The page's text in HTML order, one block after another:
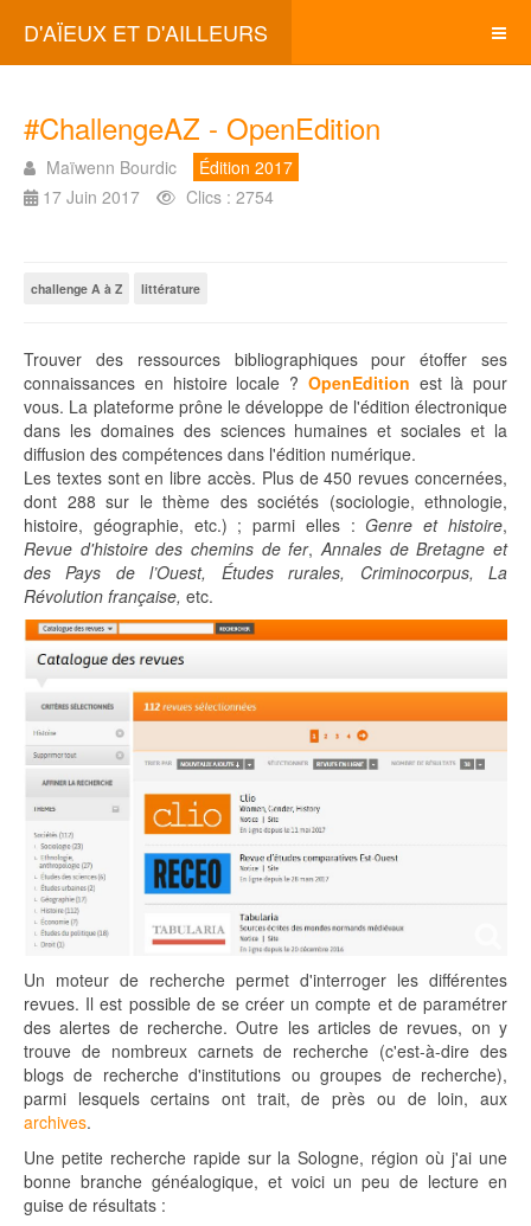
D'AÏEUX ET D'AILLEURS
#ChallengeAZ - OpenEdition
Maïwenn Bourdic
Édition 2017
17 Juin 2017
Clics : 2754
challenge A à Z littérature
Trouver des ressources bibliographiques pour étoffer ses
connaissances en histoire locale ? OpenEdition est là pour
vous. La plateforme prône le développe de l'édition électronique
dans les domaines des sciences humaines et sociales et la
diffusion des compétences dans l'édition numérique.
Les textes sont en libre accès. Plus de 450 revues concernées,
dont 288 sur le thème des sociétés (sociologie, ethnologie,
histoire, géographie, etc.) ; parmi elles : Genre et histoire,
Revue d'histoire des chemins de fer,Annales de Bretagne et
des Pays de l’Ouest, Études rurales, Criminocorpus, La
Révolution française, etc.
Un moteur de recherche permet d'interroger les différentes
revues. Il est possible de se créer un compte et de paramétrer
des alertes de recherche. Outre les articles de revues, on y
trouve de nombreux carnets de recherche (c'est-à-dire des
blogs de recherche d'institutions ou groupes de recherche),
parmi lesquels certains ont trait, de près ou de loin, aux
archives.
Une petite recherche rapide sur la Sologne, région où j'ai une
bonne branche généalogique, et voici un peu de lecture en
guise de résultats :